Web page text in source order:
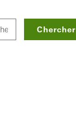
Chercher